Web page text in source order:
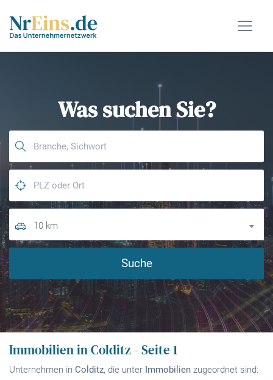
Was suchen Sie?
10 km
Suche
Immobilien in Colditz - Seite 1
Unternehmen in Colditz, die unter Immobilien zugeordnet sind: